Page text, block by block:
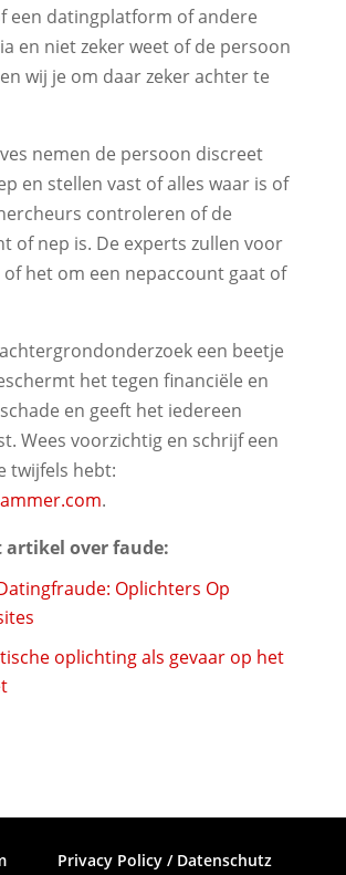
een datingplatform of andere
en niet zeker weet of de persoon
wij je om daar zeker achter te
nemen de persoon discreet
en stellen vast of alles waar is of
controleren of de
of nep is. De experts zullen voor
of het om een nepaccount gaat of
een beetje
het tegen financiële en
en geeft het iedereen
Wees voorzichtig en schrijf een
twijfels hebt:
.
artikel over faude:
Oplichters Op
oplichting als gevaar op het
Privacy Policy / Datenschutz